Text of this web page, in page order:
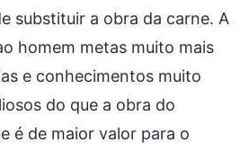
substituir a obra da carne. A
homem metas muito mais
e conhecimentos muito
do que a obra do
é de maior valor para o